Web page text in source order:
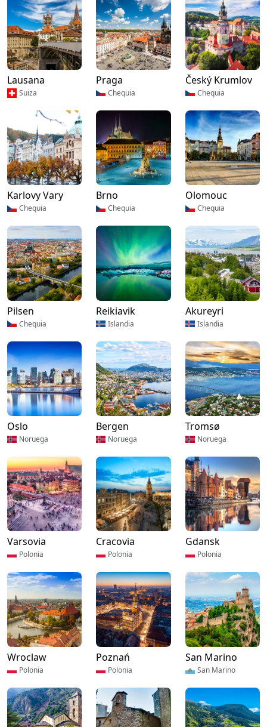
Lausana
Suiza
Praga
Chequia
Český Krumlov
Chequia
Karlovy Vary
Chequia
Brno
Chequia
Olomouc
Chequia
Pilsen
Chequia
Reikiavik
Islandia
Akureyri
Islandia
Oslo
Noruega
Bergen
Noruega
Tromsø
Noruega
Varsovia
Polonia
Cracovia
Polonia
Gdansk
Polonia
Wroclaw
Polonia
Poznań
Polonia
San Marino
San Marino